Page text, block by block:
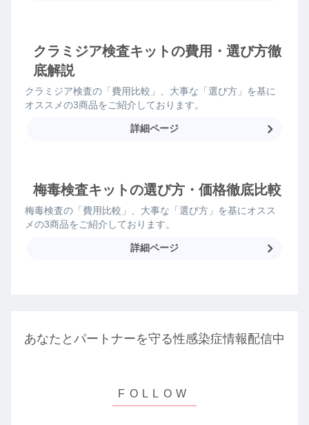
クラミジア検査キットの費用・選び方徹
底解説
クラミジア検査の「費用比較」、大事な「選び方」を基に
オススメの3商品をご紹介しております。
詳細ページ
梅毒検査キットの選び方・価格徹底比較
梅毒検査の「費用比較」、大事な「選び方」を基にオスス
メの3商品をご紹介しております。
詳細ページ
あなたとパートナーを守る性感染症情報配信中